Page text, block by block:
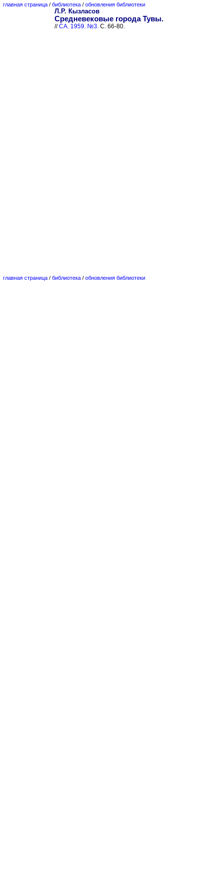
главная страница / библиотека / обновления библиотеки
Л.Р. Кызласов
Средневековые города Тувы.
//СА. 1959. №3. С. 66-80.
главная страница / библиотека / обновления библиотеки